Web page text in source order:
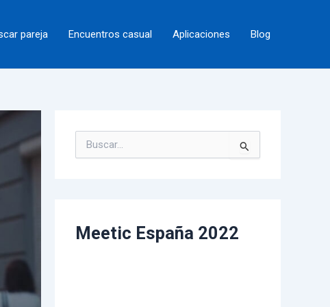
pareja Encuentros casual Aplicaciones Blog
u
p
oMeetic España 2022